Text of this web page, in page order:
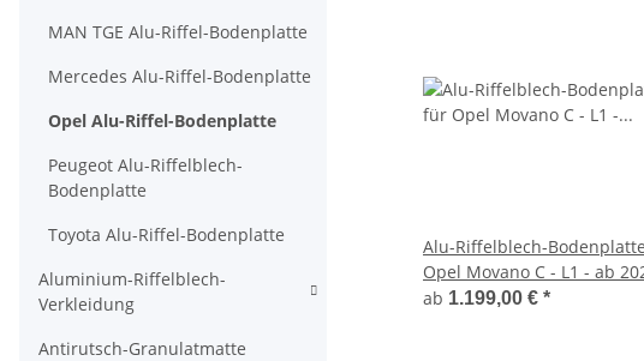
Alu-Riffelblech-
Opel Movano C - L1 - ab
ab 1.199,00 € *
MAN TGE Alu-Riffel-Bodenplatte
Mercedes Alu-Riffel-Bodenplatte
Opel Alu-Riffel-Bodenplatte
Peugeot Alu-Riffelblech-
Bodenplatte
Toyota Alu-Riffel-Bodenplatte
Aluminium-Riffelblech-
Verkleidung
Antirutsch-Granulatmatte